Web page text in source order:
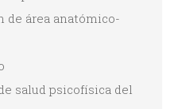
de área anatómico-
salud psicofísica del